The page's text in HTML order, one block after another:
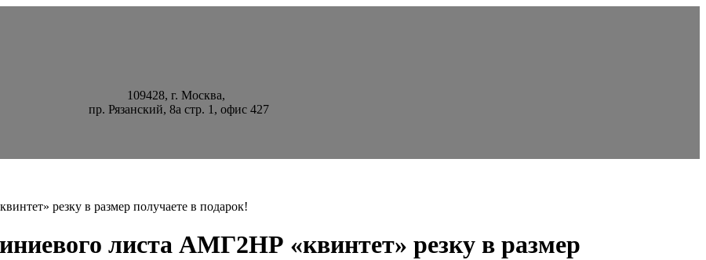
109428, г. Москва,
пр. Рязанский, 8а стр. 1, офис 427
резку в размер получаете в подарок!
листа АМГ2НР «квинтет» резку в размер